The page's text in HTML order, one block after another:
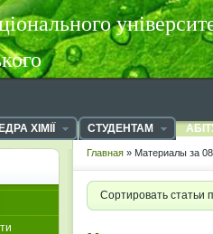
ХІМІЇ СТУДЕНТАМ
Главная » Материалы за
Сортировать статьи